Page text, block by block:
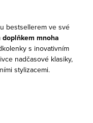
bestsellerem ve své
mnoha
s inovativním
nadčasové klasiky,
stylizacemi.